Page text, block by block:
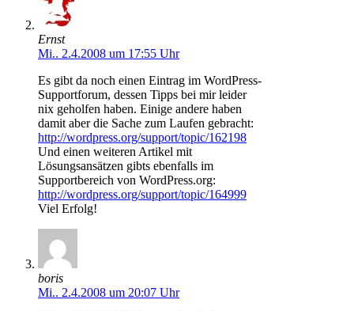
Ernst
Mi.. 2.4.2008 um 17:55 Uhr
Es gibt da noch einen Eintrag im WordPress-
Supportforum, dessen Tipps bei mir leider
nix geholfen haben. Einige andere haben
damit aber die Sache zum Laufen gebracht:
http://wordpress.org/support/topic/162198
Und einen weiteren Artikel mit
Lösungsansätzen gibts ebenfalls im
Supportbereich von WordPress.org:
http://wordpress.org/support/topic/164999
Viel Erfolg!
boris
Mi.. 2.4.2008 um 20:07 Uhr